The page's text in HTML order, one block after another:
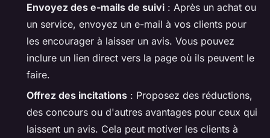
Envoyez des e-mails de suivi : Après un achat ou
un service, envoyez un e-mail à vos clients pour
les encourager à laisser un avis. Vous pouvez
inclure un lien direct vers la page où ils peuvent le
faire.
Offrez des incitations : Proposez des réductions,
des concours ou d'autres avantages pour ceux qui
laissent un avis. Cela peut motiver les clients à